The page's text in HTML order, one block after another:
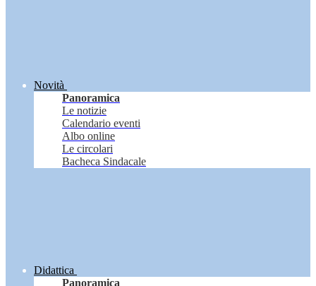
Novità
Panoramica
Le notizie
Calendario eventi
Albo online
Le circolari
Bacheca Sindacale
Didattica
Panoramica